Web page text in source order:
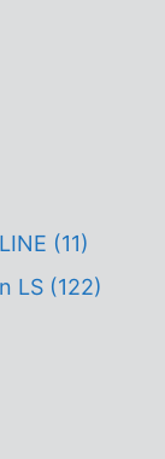
(11)
LS (122)